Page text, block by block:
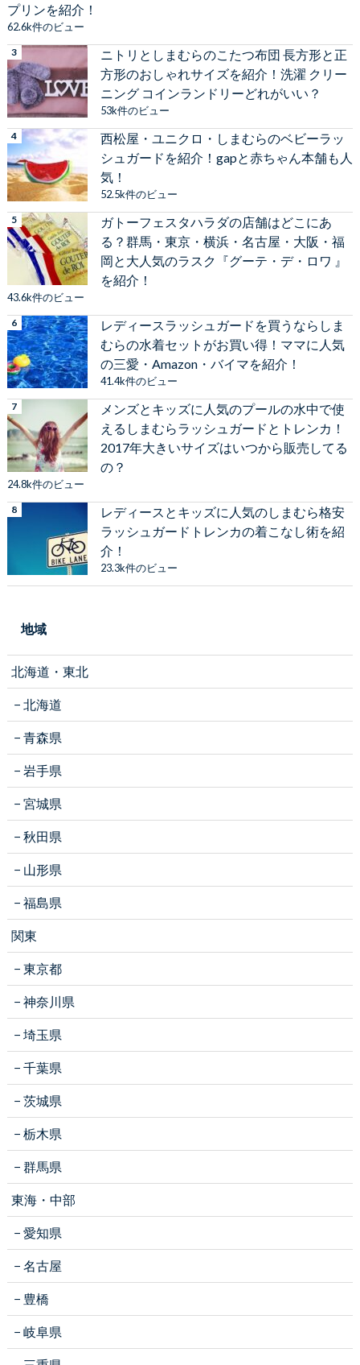
プリンを紹介！
62.6k件のビュー
ニトリとしまむらのこたつ布団 長方形と正
方形のおしゃれサイズを紹介！洗濯 クリー
ニング コインランドリーどれがいい？
53k件のビュー
西松屋・ユニクロ・しまむらのベビーラッ
シュガードを紹介！gapと赤ちゃん本舗も人
気！
52.5k件のビュー
ガトーフェスタハラダの店舗はどこにあ
る？群馬・東京・横浜・名古屋・大阪・福
岡と大人気のラスク『グーテ・デ・ロワ 』
を紹介！
43.6k件のビュー
レディースラッシュガードを買うならしま
むらの水着セットがお買い得！ママに人気
の三愛・Amazon・バイマを紹介！
41.4k件のビュー
メンズとキッズに人気のプールの水中で使
えるしまむらラッシュガードとトレンカ！
2017年大きいサイズはいつから販売してる
の？
24.8k件のビュー
レディースとキッズに人気のしまむら格安
ラッシュガードトレンカの着こなし術を紹
介！
23.3k件のビュー
地域
北海道・東北
北海道
青森県
岩手県
宮城県
秋田県
山形県
福島県
関東
東京都
神奈川県
埼玉県
千葉県
茨城県
栃木県
群馬県
東海・中部
愛知県
名古屋
豊橋
岐阜県